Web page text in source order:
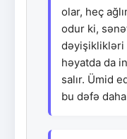
olar, heç
odur ki,
dəyişiklikləri
həyatda da
salır. Ümid
bu dəfə